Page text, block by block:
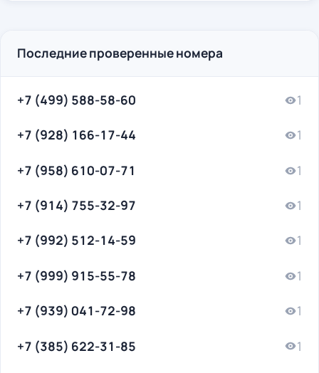
Последние проверенные номера
+7 (499) 588-58-60 1
+7 (928) 166-17-44 1
+7 (958) 610-07-71 1
+7 (914) 755-32-97 1
+7 (992) 512-14-59 1
+7 (999) 915-55-78 1
+7 (939) 041-72-98 1
+7 (385) 622-31-85 1